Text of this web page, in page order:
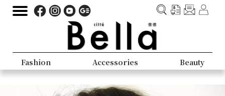
Fashion Accessories Beauty